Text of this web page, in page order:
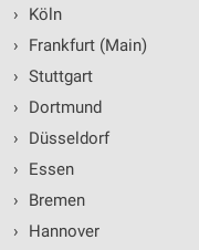
›
Köln
›
Frankfurt (Main)
› Stuttgart
›
Dortmund
›
Düsseldorf
›
Essen
›
Bremen
›
Hannover